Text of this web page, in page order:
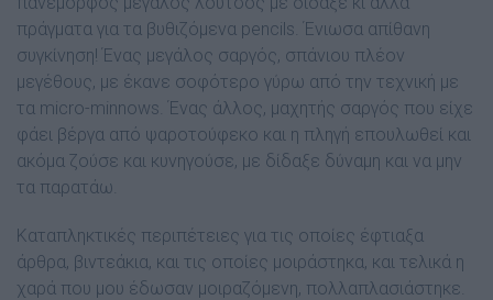
πράγµατα για τα βυθιζόµενα pencils. Ένιωσα απίθανη
συγκίνηση! Ένας µεγάλος σαργός, σπάνιου πλέον
µεγέθους, µε έκανε σοφότερο γύρω από την τεχνική µε
τα micro-minnows. Ένας άλλος, µαχητής σαργός που είχε
φάει βέργα από ψαροτούφεκο και η πληγή επουλωθεί και
ακόµα ζούσε και κυνηγούσε, µε δίδαξε δύναµη και να µην
τα παρατάω.
Καταπληκτικές περιπέτειες για τις οποίες έφτιαξα
άρθρα, βιντεάκια, και τις οποίες µοιράστηκα, και τελικά η
χαρά που µου έδωσαν µοιραζόµενη, πολλαπλασιάστηκε.